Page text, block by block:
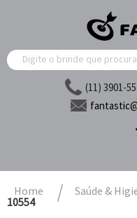
(11) 3901-
Home Saúde &
10554